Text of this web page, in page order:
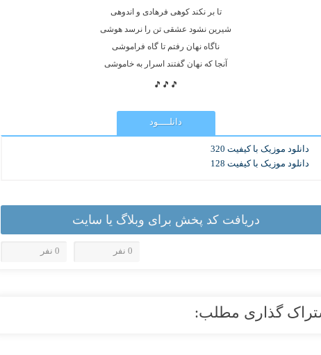
تا بر نکند کوهی فرهادی و اندوهی
شیرین نشود عشقی تن را نرسد هوشی
ناگاه نهان رفتم تا گاه فراموشی
آنجا که نهان گفتند اسرار به خاموشی
🎵🎵🎵
دانلــــود
دانلود موزیک با کیفیت 320
دانلود موزیک با کیفیت 128
دریافت کد پخش برای وبلاگ یا سایت
0 نفر 0 نفر
گذاری مطلب: